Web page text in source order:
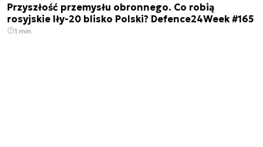
Przyszłość przemysłu obronnego. Co robią
rosyjskie Iły-20 blisko Polski? Defence24Week #165
1 min.